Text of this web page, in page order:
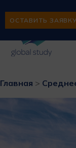
ОСТАВИТЬ ЗАЯВКУ
Главная >